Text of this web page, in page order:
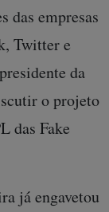
das empresas
Twitter e
da
o projeto
das Fake
já engavetou